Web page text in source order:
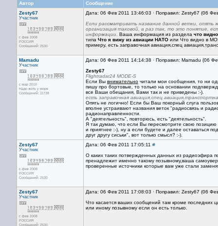
Автор
Сообщение
Zesty67
Участник
с фев 2008
РОССИЯ
Сообщений: 2530
Дата: 06 Фев 2011 13:46:03 · Поправил: Zesty67 (06
Если рассматривать название данной ветки, опять
организация таковой, а раз так, то это понятие,
информации. Ваша информация из раздела что
типа Что я вижу из авиации НАТО или Что видно в
примеру, есть заправочная авиация,спец
Mamadu
Участник
с мар 2010
Надо жить у моря
Сообщений: 11738
Дата: 06 Фев 2011 14:14:38 · Поправил: Mamadu (06
Zesty67
Flightradar24 MODE-S
Если Вы внимательно читали мои сообщения, то ни
пишу про бортовые, то только на основании
все Ваши обещания, Вами так и не приведены :-).
есть заправочная авиация,спец
Опять не логично! Если бы Ваш покорный слуга
вполне устраивают названия веток "радиосвязь и
радионаправленности.
А "деятельность", повторюсь, есть "деятельность".
Я так думаю, что если Вы пересмотрите свою
и приятнее :-), ну а если будете и далее оставаться
друг другу сиськи", вот только смысл? :-).
Zesty67
Участник
с фев 2008
РОССИЯ
Сообщений: 2530
Дата: 06 Фев 2011 17:05:11 #
О кaких таких потвержденных данныx из радиоэфира
пренадлежит именно такому позывному,вaша
проверенные источники которые вам уже стали
Zesty67
Участник
с фев 2008
РОССИЯ
Сообщений: 2530
Дата: 06 Фев 2011 17:08:03 · Поправил: Zesty67 (06
Что кaсается ваших сообщений там кроме последних
или иному позывному если он есть только.